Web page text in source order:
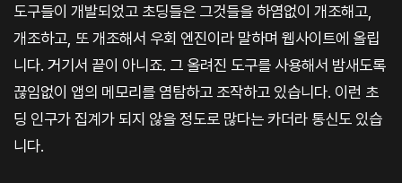
도구들이 개발되었고 초딩들은 그것들을 하염없이 개조해고,
개조하고, 또 개조해서 우회 엔진이라 말하며 웹사이트에 올립
니다. 거기서 끝이 아니죠. 그 올려진 도구를 사용해서 밤새도록
끊임없이 앱의 메모리를 염탐하고 조작하고 있습니다. 이런 초
딩 인구가 집계가 되지 않을 정도로 많다는 카더라 통신도 있습
니다.